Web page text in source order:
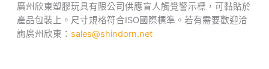
廣州欣東塑膠玩具有限公司供應盲人觸覺警示標，可黏貼於
產品包裝上。尺寸規格符合ISO國際標準。若有需要歡迎洽
詢廣州欣東： sales@shindorn.net